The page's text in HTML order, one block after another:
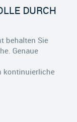
DURCH
behalten Sie
Genaue
kontinuierliche